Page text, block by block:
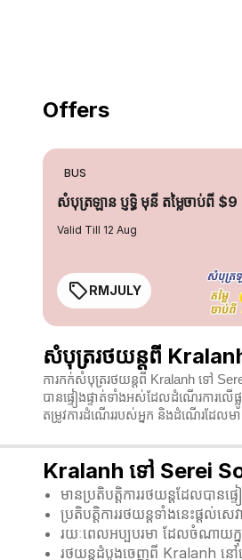
Offers
BUS
សំបុត្រឡាន ប្ញទ្ធិ មុនី តម្លៃចាប់ពី $9
Valid Till 12 Aug
RMJULY
សំបុត្ររថយន្តពី
ការកក់សំបុត្ររថយន្តពី Kralanh ទៅ
បានផ្ទៀងផ្ទាត់ទាំងអស់ដែលដំណើរការ
តម្រូវការដំណើររបស់អ្នក និងដំណើរដែលម
Kralanh ទៅ Serei
មានប្រតិបត្តិការរថយន្តដែលបាន
ប្រតិបត្តិការរថយន្តទាំងនេះផ្តល់សេ
រយៈពេលអប្បបរមា ដែលចំណាយក្នុ
រថយន្តដំបូងចេញពី Kralanh ន